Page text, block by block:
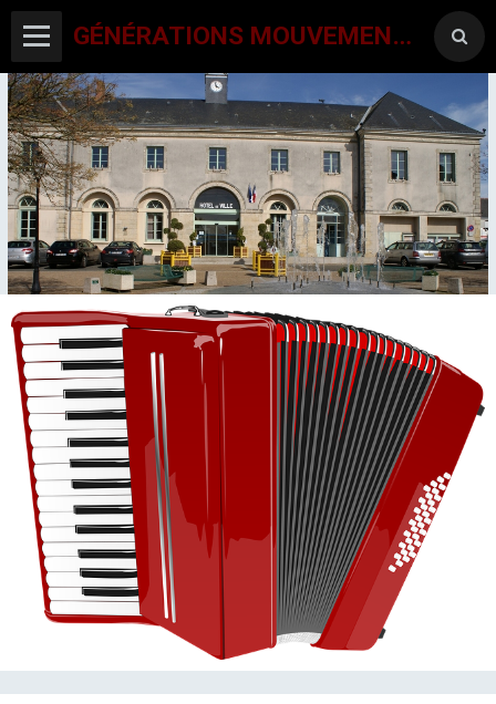
GÉNÉRATIONS MOUVEMENT INTERCLUBS CHAMPAGNE CONLINOISE
ACCUEIL
CANTON-ACTIVITES
SORTIES SEJOURS
AGENDA PAR ACTIVITE
LES CLUBS